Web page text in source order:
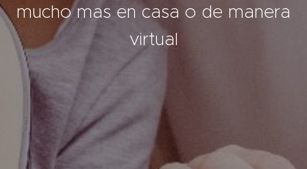
mucho mas en casa o de manera
virtual